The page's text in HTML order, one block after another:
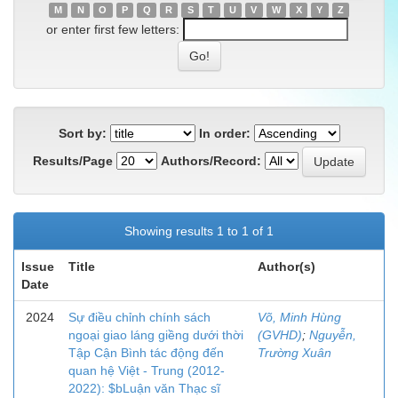
M
N O P Q R S T U V W X Y Z
or enter first few letters:
Sort by:
In order:
Results/Page
Authors/Record:
Showing results 1 to 1 of 1
Issue
Date
Title Author(s)
2024
Sự điều chỉnh chính sách
ngoại giao láng giềng dưới thời
Tập Cận Bình tác động đến
quan hệ Việt - Trung (2012-
2022): $bLuận văn Thạc sĩ
Võ, Minh Hùng
(GVHD); Nguyễn,
Trường Xuân